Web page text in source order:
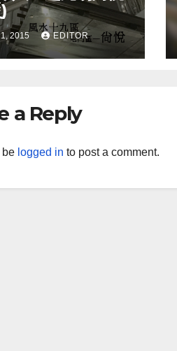
2015 EDITOR
a Reply
be logged in to post a comment.